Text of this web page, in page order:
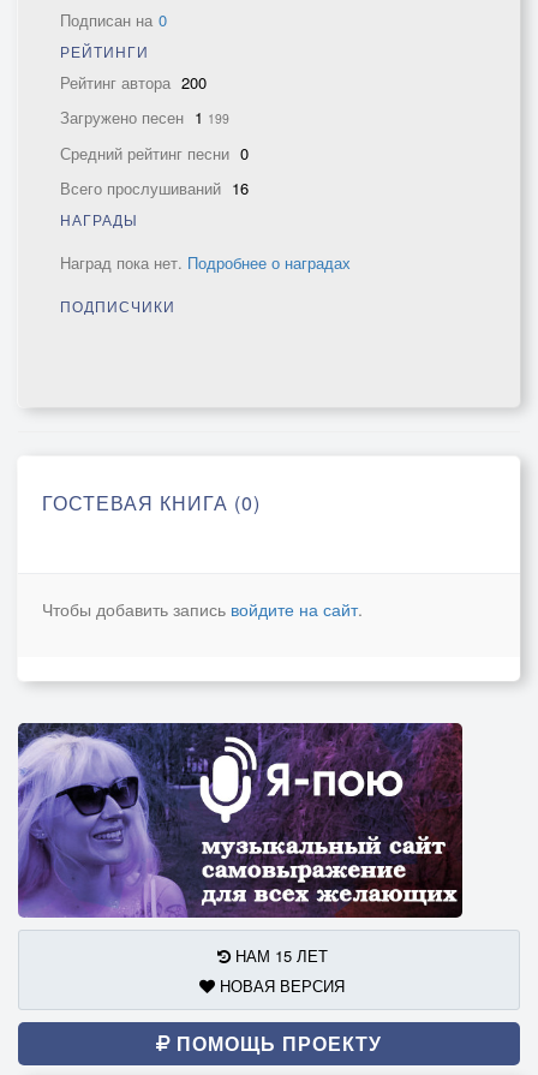
Подписан на 0
РЕЙТИНГИ
Рейтинг автора 200
Загружено песен 1 199
Средний рейтинг песни 0
Всего прослушиваний 16
НАГРАДЫ
Наград пока нет. Подробнее о наградах
ПОДПИСЧИКИ
ГОСТЕВАЯ КНИГА (0)
Чтобы добавить запись войдите на сайт.
НАМ 15 ЛЕТ
НОВАЯ ВЕРСИЯ
ПОМОЩЬ ПРОЕКТУ